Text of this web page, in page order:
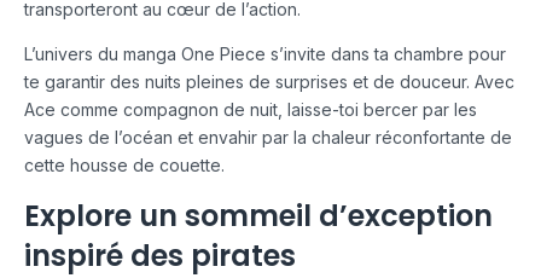
transporteront au cœur de l’action.
L’univers du manga One Piece s’invite dans ta chambre pour
te garantir des nuits pleines de surprises et de douceur. Avec
Ace comme compagnon de nuit, laisse-toi bercer par les
vagues de l’océan et envahir par la chaleur réconfortante de
cette housse de couette.
Explore un sommeil d’exception
inspiré des pirates